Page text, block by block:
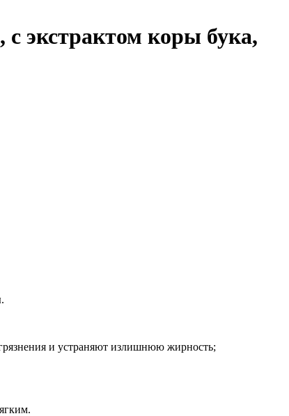
экстрактом коры бука,
и устраняют излишнюю жирность;